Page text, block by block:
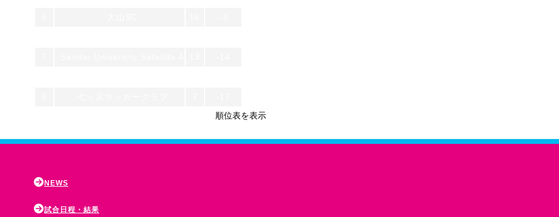
-37
順位表を表示
NEWS
試合日程・結果